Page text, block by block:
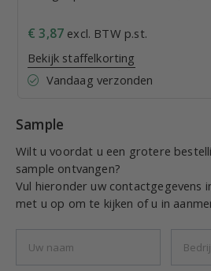
€ 3,87 excl. BTW p.st.
Bekijk staffelkorting
Vandaag verzonden
Sample
Wilt u voordat u een grotere
sample ontvangen?
Vul hieronder uw contactgegevens
met u op om te kijken of u in